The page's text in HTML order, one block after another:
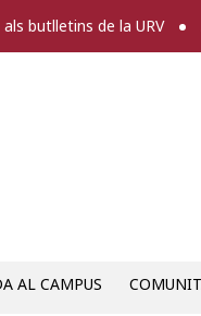
butlletins de la URV
AL CAMPUS